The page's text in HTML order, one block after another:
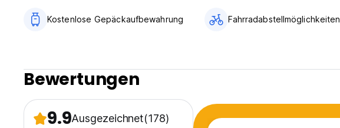
Kostenlose Gepäckaufbewahrung Fahrradabstellmöglichkeiten
Bewertungen
9.9Ausgezeichnet(178)